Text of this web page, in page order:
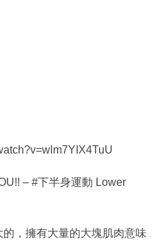
– #下半身運動 Lower
，擁有大量的大塊肌肉意味